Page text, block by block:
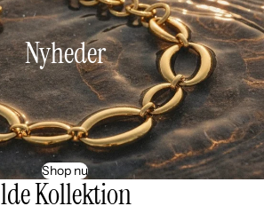
Nyheder
Shop nu
Kollektion